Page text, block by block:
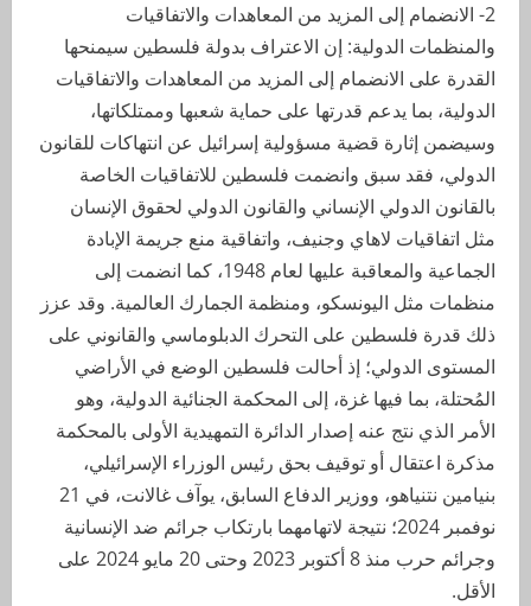
2- الانضمام إلى المزيد من المعاهدات والاتفاقيات
والمنظمات الدولية: إن الاعتراف بدولة فلسطين سيمنحها
القدرة على الانضمام إلى المزيد من المعاهدات والاتفاقيات
الدولية، بما يدعم قدرتها على حماية شعبها وممتلكاتها،
وسيضمن إثارة قضية مسؤولية إسرائيل عن انتهاكات للقانون
الدولي، فقد سبق وانضمت فلسطين للاتفاقيات الخاصة
بالقانون الدولي الإنساني والقانون الدولي لحقوق الإنسان
مثل اتفاقيات لاهاي وجنيف، واتفاقية منع جريمة الإبادة
الجماعية والمعاقبة عليها لعام 1948، كما انضمت إلى
منظمات مثل اليونسكو، ومنظمة الجمارك العالمية. وقد عزز
ذلك قدرة فلسطين على التحرك الدبلوماسي والقانوني على
المستوى الدولي؛ إذ أحالت فلسطين الوضع في الأراضي
المُحتلة، بما فيها غزة، إلى المحكمة الجنائية الدولية، وهو
الأمر الذي نتج عنه إصدار الدائرة التمهيدية الأولى بالمحكمة
مذكرة اعتقال أو توقيف بحق رئيس الوزراء الإسرائيلي،
بنيامين نتنياهو، ووزير الدفاع السابق، يوآف غالانت، في 21
نوفمبر 2024؛ نتيجة لاتهامهما بارتكاب جرائم ضد الإنسانية
وجرائم حرب منذ 8 أكتوبر 2023 وحتى 20 مايو 2024 على
الأقل.